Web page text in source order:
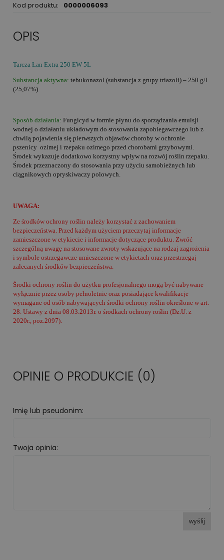
Kod produktu: 0000006093
OPIS
Tarcza Łan Extra 250 EW 5L
Substancja aktywna: tebukonazol (substancja z grupy triazoli) – 250 g/l
(25,07%)
Sposób działania: Fungicyd w formie płynu do sporządzania emulsji
wodnej o działaniu układowym do stosowania zapobiegawczego lub z
chwilą pojawienia się pierwszych objawów choroby w ochronie
pszenicy ozimej i rzepaku ozimego przed chorobami grzybowymi.
Środek wykazuje dodatkowo korzystny wpływ na rozwój roślin rzepaku.
Środek przeznaczony do stosowania przy użyciu samobieżnych lub
ciągnikowych opryskiwaczy polowych.
UWAGA:
Ze środków ochrony roślin należy korzystać z zachowaniem
bezpieczeństwa. Przed każdym użyciem przeczytaj informacje
zamieszczone w etykiecie i informacje dotyczące produktu. Zwróć
szczególną uwagę na stosowane zwroty wskazujące na rodzaj zagrożenia
i symbole ostrzegawcze umieszczone w etykietach oraz przestrzegaj
zalecanych środków bezpieczeństwa.
Środki ochrony roślin do użytku profesjonalnego mogą być nabywane
wyłącznie przez osoby pełnoletnie oraz posiadające kwalifikacje
wymagane od osób nabywających środki ochrony roślin określone w art.
28. Ustawy z dnia 08.03.2013r. o środkach ochrony roślin (Dz.U. z
2020r., poz.2097).
OPINIE O PRODUKCIE (0)
Imię lub pseudonim:
Twoja opinia:
wyślij